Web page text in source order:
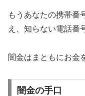
もうあなたの携帯番
え、知らない電話番
闇金はまともにお金
闇金の手口